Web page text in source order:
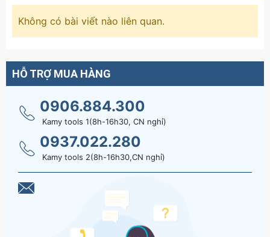
ZS-210 210mm, Kéo Cắt Tỉa Cành Cây
Không có bài viết nào liên quan.
HỖ TRỢ MUA HÀNG
0906.884.300
Kamy tools 1(8h-16h30, CN nghỉ)
0937.022.280
Kamy tools 2(8h-16h30,CN nghỉ)